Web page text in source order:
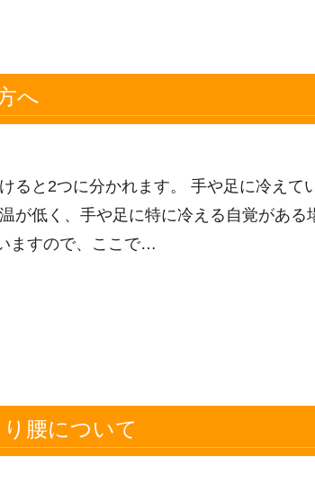
へ
ると2つに分かれます。 手や足に冷えて
が低く、手や足に特に冷える自覚がある
ますので、ここで…
腰について